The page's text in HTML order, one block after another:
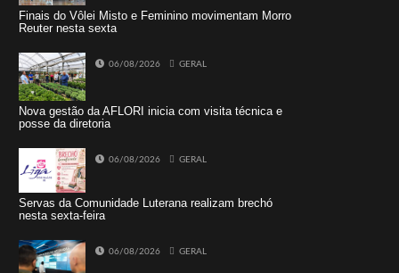
Finais do Vôlei Misto e Feminino movimentam Morro
Reuter nesta sexta
06/08/2026 GERAL
Nova gestão da AFLORI inicia com visita técnica e
posse da diretoria
06/08/2026 GERAL
Servas da Comunidade Luterana realizam brechó
nesta sexta-feira
06/08/2026 GERAL